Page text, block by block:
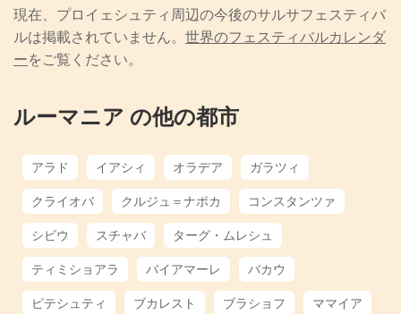
現在、プロイェシュティ周辺の今後のサルサフェスティバ
ルは掲載されていません。 世界のフェスティバルカレンダ
ーをご覧ください。
ルーマニア の他の都市
アラド イアシィ オラデア
ガラツィ
クライオバ
クルジュ＝ナポカ
コンスタンツァ
シビウ
スチャバ
ターグ・ムレシュ
ティミショアラ
バイアマーレ
バカウ
ピテシュティ
ブカレスト ブラショフ
ママイア